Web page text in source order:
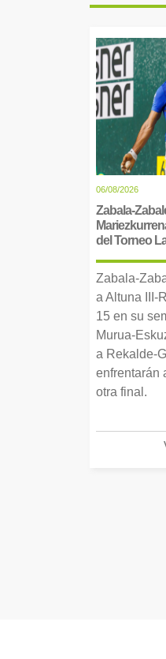
06/08/2026
Zabala-
del Torneo
Zabala-
a Altuna III-
15 en su
Murua-
a Rekalde-
enfrentarán
otra final.